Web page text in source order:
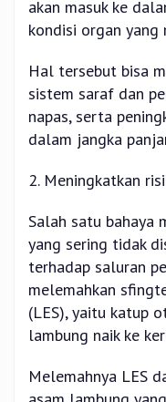
akan masuk ke
kondisi organ yang
Hal tersebut bisa
sistem saraf dan
napas, serta
dalam jangka
2. Meningkatkan
Salah satu bahaya
yang sering tidak
terhadap saluran
melemahkan
(LES), yaitu katup
lambung naik ke
Melemahnya LES